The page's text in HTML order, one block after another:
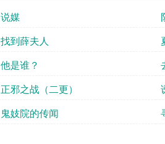
说媒
找到薛夫人
他是谁？
正邪之战（二更）
鬼妓院的传闻